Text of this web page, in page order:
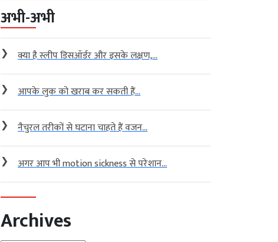
अभी-अभी
❯ क्या है स्लीप डिसऑर्डर और इसके लक्षण,...
❯ आपके लुक को खराब कर सकती हैं...
❯ नैचुरल तरीकों से घटाना चाहते हैं वजन...
❯ अगर आप भी motion sickness से परेशान...
Archives